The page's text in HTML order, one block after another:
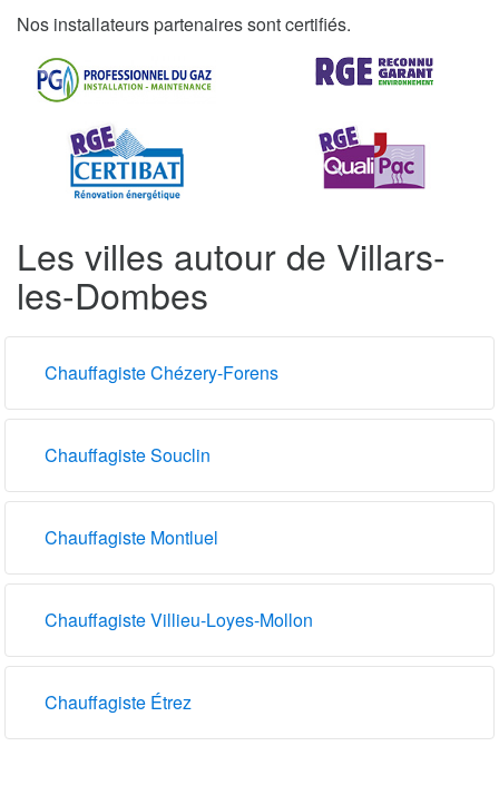
Nos installateurs partenaires sont certifiés.
Les villes autour de Villars-
les-Dombes
Chauffagiste Chézery-Forens
Chauffagiste Souclin
Chauffagiste Montluel
Chauffagiste Villieu-Loyes-Mollon
Chauffagiste Étrez